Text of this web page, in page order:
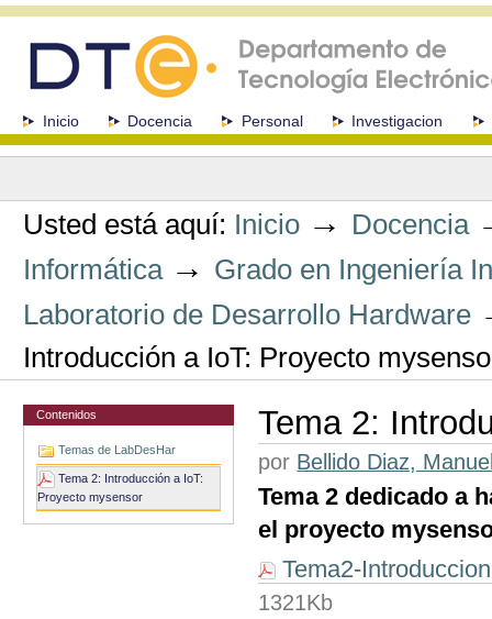
navegación
SeccionesInicio Docencia Personal Investigacion
Herramientas
Usted está aquí: Inicio → Docencia
Informática → Grado en Ingeniería
Laboratorio de Desarrollo Hardware
Introducción a IoT: Proyecto
Contenidos
Temas de LabDesHar
Tema 2: Introducción a IoT:
Proyecto mysensor
Tema 2:
por Bellido Diaz,
Tema 2 dedicado a
el proyecto
Tema2-
1321Kb